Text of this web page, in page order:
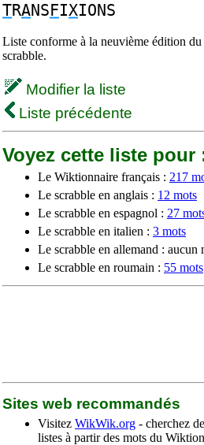
TRANSFIXIONS
Liste conforme à la neuvième édition
scrabble.
Modifier la liste
Liste précédente
Voyez cette liste pour
Le Wiktionnaire français : 217
Le scrabble en anglais : 12 mots
Le scrabble en espagnol : 27
Le scrabble en italien : 3 mots
Le scrabble en allemand : aucun
Le scrabble en roumain : 55 mots
Sites web recommandés
Visitez WikWik.org - cherchez
listes à partir des mots du